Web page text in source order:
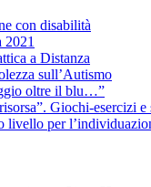
con disabilità
2021
a Distanza
sull’Autismo
oltre il blu…”
Giochi-esercizi
livello per